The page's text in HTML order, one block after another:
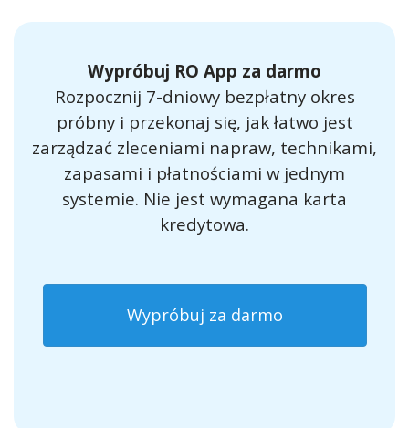
Wypróbuj RO App za darmo
Rozpocznij 7-dniowy bezpłatny okres
próbny i przekonaj się, jak łatwo jest
zarządzać zleceniami napraw, technikami,
zapasami i płatnościami w jednym
systemie. Nie jest wymagana karta
kredytowa.
Wypróbuj za darmo